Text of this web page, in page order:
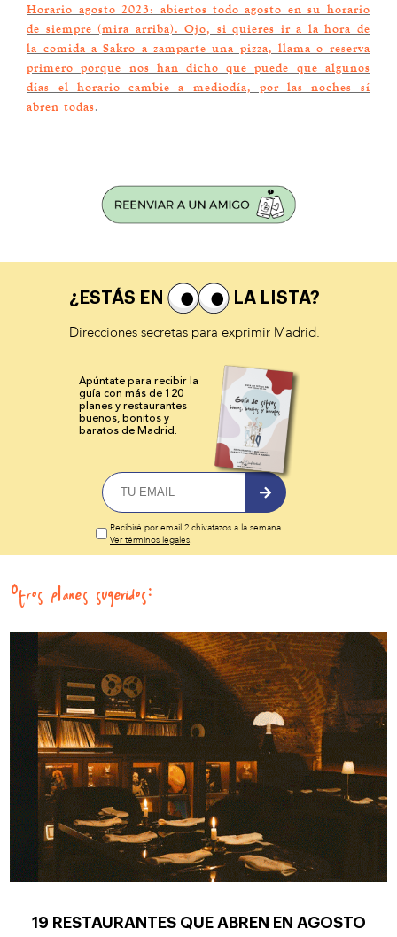
Horario agosto 2023: abiertos todo agosto en su horario
de siempre (mira arriba). Ojo, si quieres ir a la hora de
la comida a Sakro a zamparte una pizza, llama o reserva
primero porque nos han dicho que puede que algunos
días el horario cambie a mediodía, por las noches sí
abren todas.
¿ESTÁS EN
LA LISTA?
Direcciones secretas para exprimir Madrid.
Apúntate para recibir la
guía con más de 120
planes y restaurantes
buenos, bonitos y
baratos de Madrid.
Recibiré por email 2 chivatazos a la semana.
Ver términos legales.
Otros planes sugeridos:
19 RESTAURANTES QUE ABREN EN AGOSTO